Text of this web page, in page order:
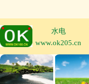
水电
www.ok205.cn